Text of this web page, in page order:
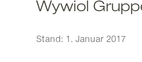
Wywiol
Stand: 1. Januar 2017